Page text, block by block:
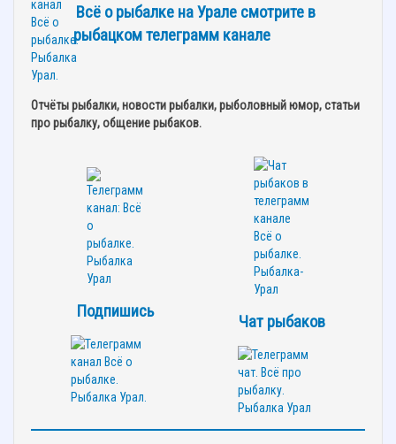
Всё о рыбалке на Урале смотрите в
рыбацком телеграмм канале
Отчёты рыбалки, новости рыбалки, рыболовный юмор, статьи
про рыбалку, общение рыбаков.
Подпишись
Чат рыбаков